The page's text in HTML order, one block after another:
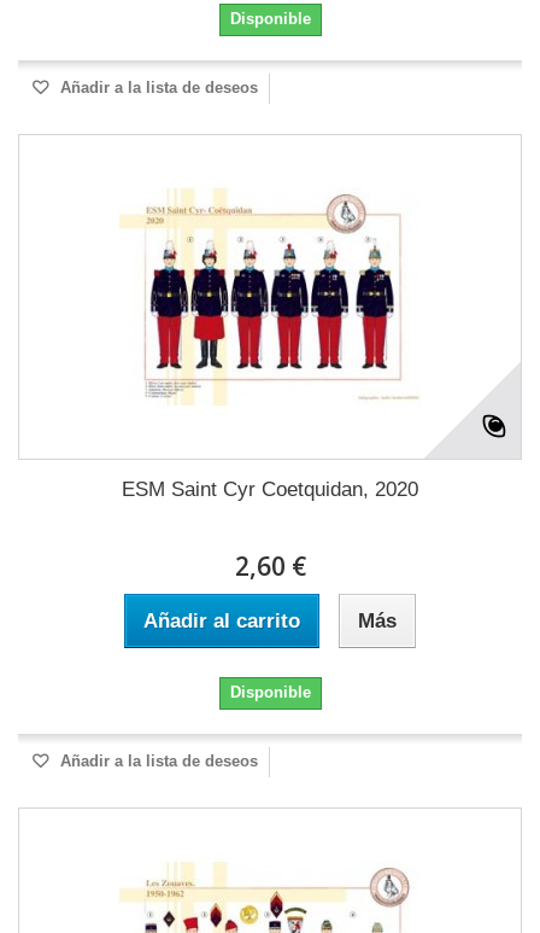
Disponible
Añadir a la lista de deseos
ESM Saint Cyr Coetquidan, 2020
2,60 €
Añadir al carrito Más
Disponible
Añadir a la lista de deseos